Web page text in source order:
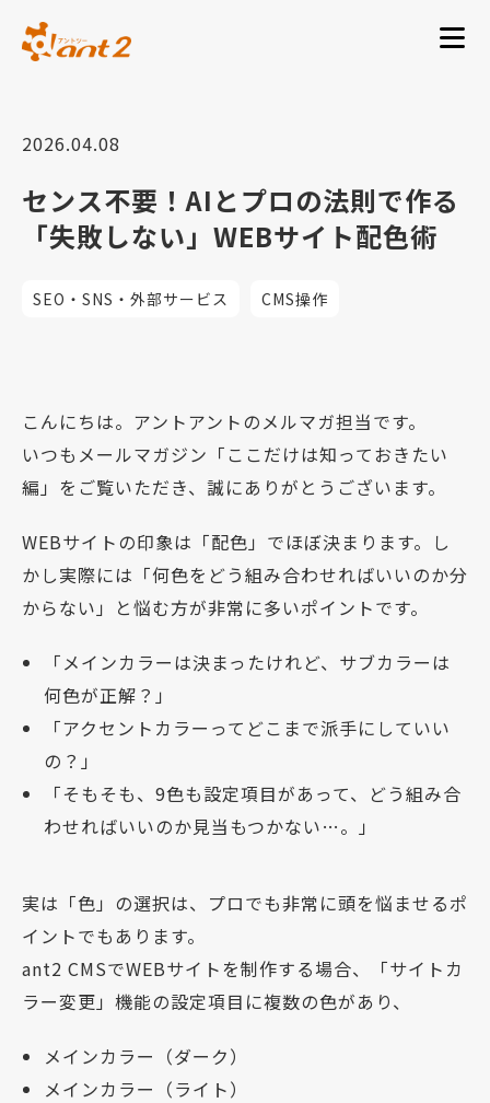
2026.04.08
センス不要！AIとプロの法則で作る
「失敗しない」WEBサイト配色術
SEO・SNS・外部サービス CMS操作
こんにちは。アントアントのメルマガ担当です。
いつもメールマガジン「ここだけは知っておきたい
編」をご覧いただき、誠にありがとうございます。
WEBサイトの印象は「配色」でほぼ決まります。し
かし実際には「何色をどう組み合わせればいいのか分
からない」と悩む方が非常に多いポイントです。
「メインカラーは決まったけれど、サブカラーは
何色が正解？」
「アクセントカラーってどこまで派手にしていい
の？」
「そもそも、9色も設定項目があって、どう組み合
わせればいいのか見当もつかない…。」
実は「色」の選択は、プロでも非常に頭を悩ませるポ
イントでもあります。
ant2 CMSでWEBサイトを制作する場合、「サイトカ
ラー変更」機能の設定項目に複数の色があり、
メインカラー（ダーク）
メインカラー（ライト）